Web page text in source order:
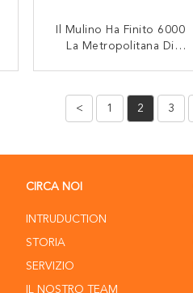
Il Mulino Ha Finito 6000
La Metropolitana Di
< 1 2 3
CIRCA NOI
INTRUDUCTION
STORIA
SERVIZIO
IL NOSTRO TEAM